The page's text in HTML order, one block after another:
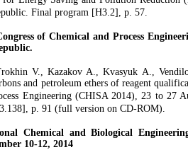
Final program [H3.2], p. 57.
of Chemical and Process
V., Kazakov A., Kvasyuk A.,
and petroleum ethers of reagent
Engineering (CHISA 2014), 23 to 27
p. 91 (full version on CD-ROM).
Chemical and Biological
10-12, 2014